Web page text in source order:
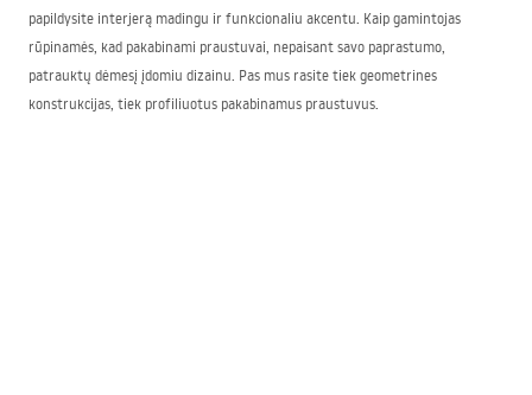
papildysite interjerą madingu ir funkcionaliu akcentu. Kaip gamintojas
rūpinamės, kad pakabinami praustuvai, nepaisant savo paprastumo,
patrauktų dėmesį įdomiu dizainu. Pas mus rasite tiek geometrines
konstrukcijas, tiek profiliuotus pakabinamus praustuvus.